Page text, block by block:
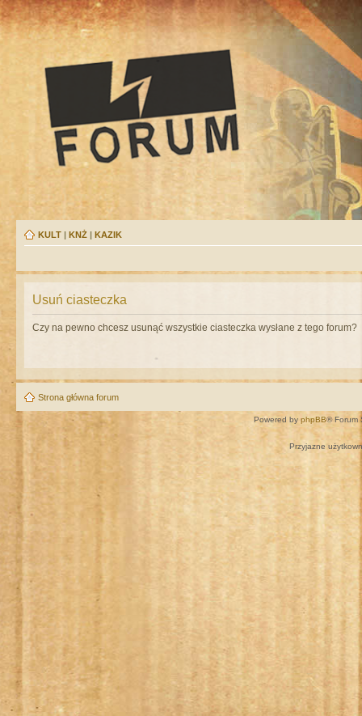
KULT | KNŻ | KAZIK
Usuń ciasteczka
Czy na pewno chcesz usunąć wszystkie ciasteczka wysłane z tego forum?
Strona główna forum
Powered by phpBB® Forum
Przyjazne